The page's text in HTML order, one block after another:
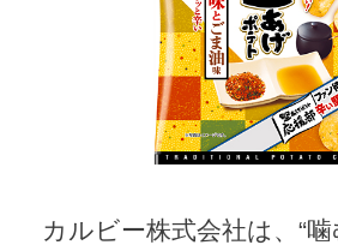
カルビー株式会社は、“噛